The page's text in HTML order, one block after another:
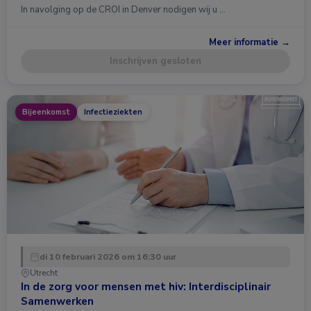
In navolging op de CROI in Denver nodigen wij u …
Meer informatie →
Inschrijven gesloten
Bijeenkomst Infectieziekten
di 10 februari 2026 om 16:30 uur
Utrecht
In de zorg voor mensen met hiv: Interdisciplinair
Samenwerken